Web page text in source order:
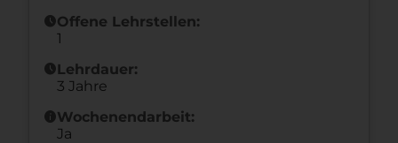
scheduleOffene Lehrstellen:
1
scheduleLehrdauer:
3 Jahre
infoWochenendarbeit:
Ja